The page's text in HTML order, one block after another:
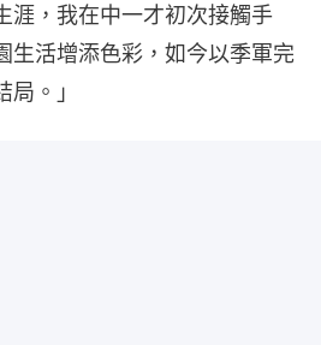
涯，我在中一才初次接觸手
生活增添色彩，如今以季軍完
。」